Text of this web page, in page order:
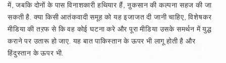
में, जबकि दोनों के पास विनाशकारी हथियार हैं, ऩुकसान की कल्पना सहज की जा
सकती है. क्या किसी आतंकवादी समूह को यह इजाजत दी जानी चाहिए, विशेषकर
मीडिया की तऱफ से कि वह कोई घटना करे और पूरा मीडिया उसके समर्थन में युद्ध
कराने पर उतारू हो जाए. यह बात पाकिस्तान के ऊपर भी लागू होती है और
हिंदुस्तान के ऊपर भी.